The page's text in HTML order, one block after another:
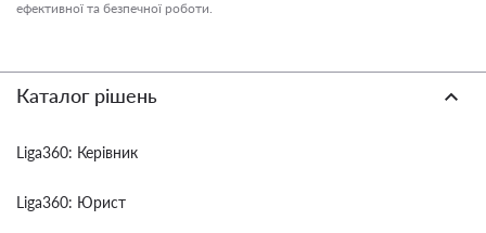
ефективної та безпечної роботи.
Каталог рішень
Liga360: Керівник
Liga360: Юрист